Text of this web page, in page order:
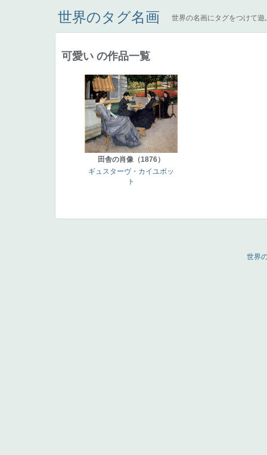
世界のタグ名画 世界の名画にタグをつけて遊
可愛い の作品一覧
田舎の肖像（1876）
ギュスターヴ・カイユボッ
ト
世界